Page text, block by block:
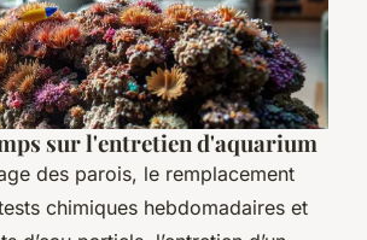
sur l'entretien d'aquarium
des parois, le remplacement
chimiques hebdomadaires et